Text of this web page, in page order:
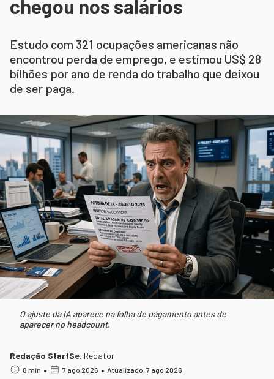
chegou nos salários
Estudo com 321 ocupações americanas não
encontrou perda de emprego, e estimou US$ 28
bilhões por ano de renda do trabalho que deixou
de ser paga.
O ajuste da IA aparece na folha de pagamento antes de
aparecer no headcount.
Redação StartSe, Redator
8 min • 7 ago 2026 • Atualizado: 7 ago 2026